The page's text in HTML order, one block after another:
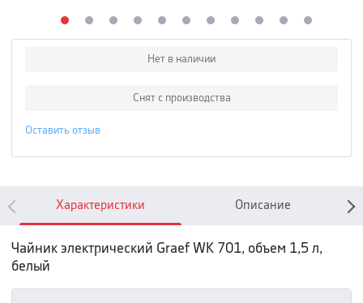
Нет в наличии
Снят с производства
Оставить отзыв
Характеристики Описание
Чайник электрический Graef WK 701, объем 1,5 л,
белый